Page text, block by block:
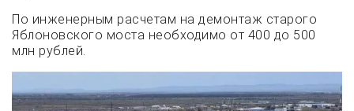
По инженерным расчетам на демонтаж старого
Яблоновского моста необходимо от 400 до 500
млн рублей.